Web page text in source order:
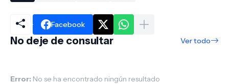
Facebook
No deje de consultar Ver todo
Error: No se ha encontrado ningún resultado